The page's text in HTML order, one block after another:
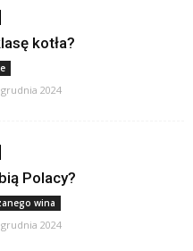
kotła?
grudnia 2024
Polacy?
wina
grudnia 2024